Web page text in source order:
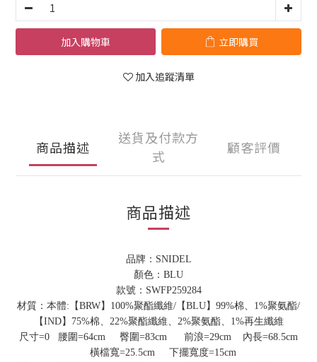
加入購物車 立即購買
加入追蹤清單
商品描述
送貨及付款方
式
顧客評價
商品描述
品牌：SNIDEL
顏色： BLU
款號：SWFP259284
材質：本體:【BRW】100%聚酯纖維/【BLU】99%棉、1%聚氨酯/
【IND】75%棉、22%聚酯纖維、2%聚氨酯、1%再生纖維
尺寸=0 腰圍=64cm 臀圍=83cm 前浪=29cm
內長=68.5cm
橫檔寬=25.5cm 下擺寬度=15cm